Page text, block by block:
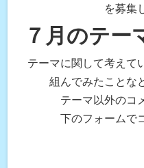
を募集
７月のテー
テーマに関して考え
組んでみたことな
テーマ以外のコ
下のフォームで